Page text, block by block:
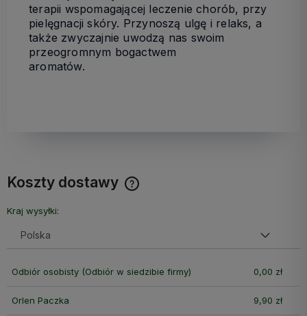
terapii wspomagającej leczenie chorób, przy
pielęgnacji skóry. Przynoszą ulgę i relaks, a
także zwyczajnie uwodzą nas swoim
przeogromnym bogactwem
aromatów.
Koszty dostawy
Kraj wysyłki:
Odbiór osobisty(Odbiór w siedzibie firmy) 0,00 zł
Orlen Paczka 9,90 zł